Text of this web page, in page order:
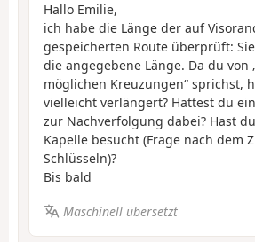
Hallo Emilie,
ich habe die Länge der auf
gespeicherten Route überprüft:
die angegebene Länge. Da du von
möglichen Kreuzungen“ sprichst,
vielleicht verlängert? Hattest du
zur Nachverfolgung dabei? Hast
Kapelle besucht (Frage nach dem
Schlüsseln)?
Bis bald
Maschinell übersetzt